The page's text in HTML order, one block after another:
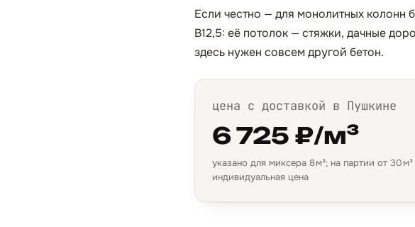
Если честно — для монолитных колонн
B12,5: её потолок — стяжки, дачные
здесь нужен совсем другой бетон.
цена с доставкой в Пушкине
6 725 ₽/м³
указано для миксера 8 м³; на партии от 30
индивидуальная цена